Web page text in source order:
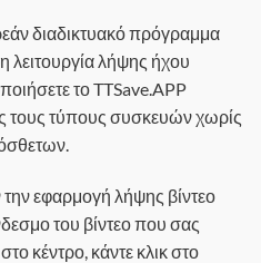
διαδικτυακό πρόγραμμα
λειτουργία λήψης ήχου
το TTSave.APP
τους τύπους συσκευών χωρίς
εφαρμογή λήψης βίντεο
του βίντεο που σας
κέντρο, κάντε κλικ στο